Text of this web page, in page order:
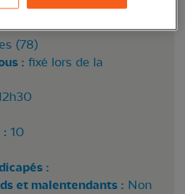
(78)
: fixé lors de la
: 10
:
et malentendants : Non